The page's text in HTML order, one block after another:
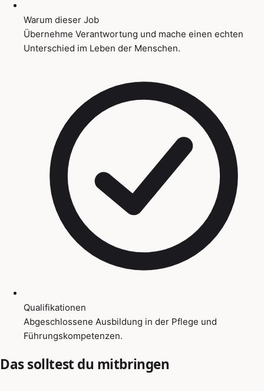
Warum dieser Job
Übernehme Verantwortung und mache einen echten
Unterschied im Leben der Menschen.
Qualifikationen
Abgeschlossene Ausbildung in der Pflege und
Führungskompetenzen.
Das solltest du mitbringen